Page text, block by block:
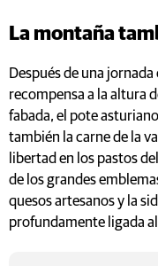
La montaña
Después de una
recompensa a la altura
fabada, el pote
también la carne de la
libertad en los pastos
de los grandes
quesos artesanos y la
profundamente ligada